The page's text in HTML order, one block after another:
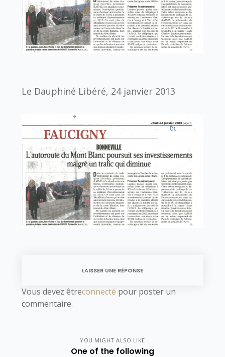
Le Dauphiné Libéré, 24 janvier 2013
LAISSER UNE RÉPONSE
Vous devez êtreconnecté pour poster un
commentaire.
YOU MIGHT ALSO LIKE
One of the following